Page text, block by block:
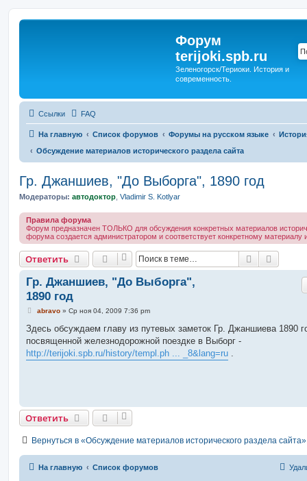
Форум
terijoki.spb.ru
Зеленогорск/Териоки. История и
современность.
Ссылки FAQ
На главную Список форумов Форумы на русском языке
Обсуждение материалов исторического раздела сайта
Гр. Джаншиев, "До Выборга", 1890 год
Модераторы: автодоктор Vladimir S. Kotlyar
Правила форума
Форум предназначен ТОЛЬКО для обсуждения конкретных материалов
форума создается администратором и соответствует конкретному материалу
Ответить Поиск
Гр. Джаншиев, "До Выборга",
1890 год
С
о
б
щ
е
н
abravo» Ср ноя 04, 2009 7:36 pm
Здесь обсуждаем главу из путевых заметок Гр. Джаншиева 1890
посвященной железнодорожной поездке в Выборг -
http://terijoki.spb.ru/history/templ.ph ... _8&lang=ru .
Ответить
Вернуться в «Обсуждение материалов исторического раздела сайта»
На главную Список форумов